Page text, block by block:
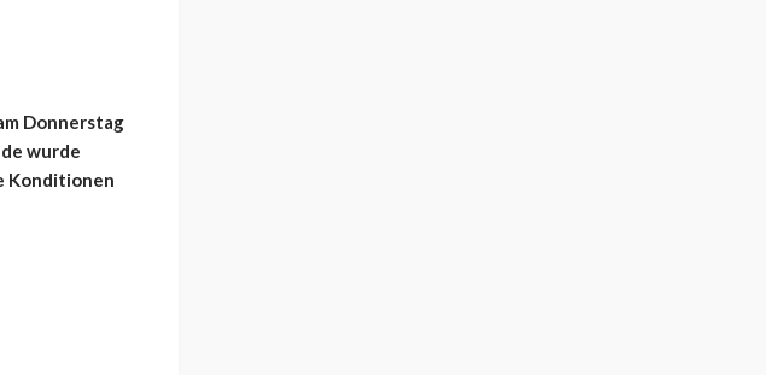
Donnerstag
wurde
Konditionen